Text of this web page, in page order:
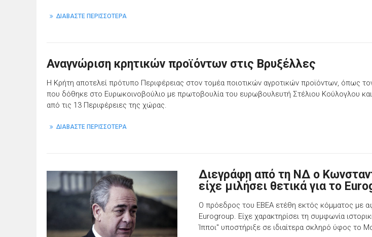
ΔΙΑΒΑΣΤΕ ΠΕΡΙΣΣΟΤΕΡΑ
Αναγνώριση κρητικών προϊόντων στις Βρυξέλλες
Η Κρήτη αποτελεί πρότυπο Περιφέρειας στον τομέα ποιοτικών αγροτικών προϊόντων, όπως
που δόθηκε στο Ευρωκοινοβούλιο με πρωτοβουλία του ευρωβουλευτή Στέλιου Κούλογλου
από τις 13 Περιφέρειες της χώρας.
ΔΙΑΒΑΣΤΕ ΠΕΡΙΣΣΟΤΕΡΑ
Διεγράφη από τη ΝΔ ο
είχε μιλήσει θετικά για το
Ο πρόεδρος του ΕΒΕΑ ετέθη εκτός κόμματος με
Eurogroup. Είχε χαρακτηρίσει τη συμφωνία
Ίπποι" υποστήριξε σε ιδιαίτερα σκληρό ύφος το